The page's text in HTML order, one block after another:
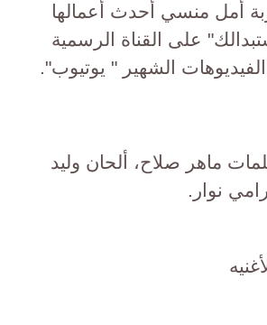
أمل منسي أحدث أعمالها
على القناة الرسمية
الشهير " يوتيوب".
ماهر صلاح، ألحان وليد
نوار.